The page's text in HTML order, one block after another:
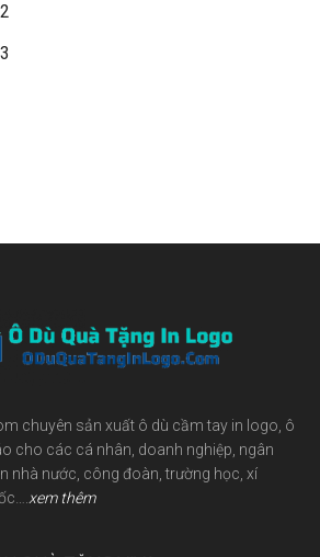
chuyên sản xuất ô dù cầm tay in logo, ô
cho các cá nhân, doanh nghiệp, ngân
nhà nước, công đoàn, trường học, xí
xem thêm